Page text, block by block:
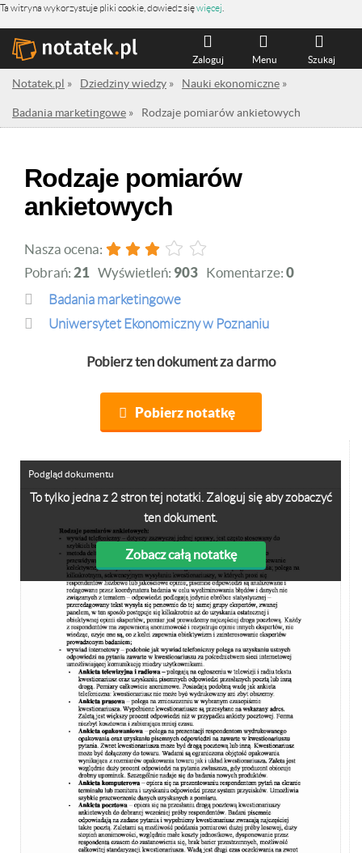
Ta witryna wykorzystuje pliki cookie, dowiedz sięwięcej
Szukaj
Menu
Zaloguj
Notatek.pl » Dziedziny wiedzy » Nauki ekonomiczne »
Badania marketingowe » Rodzaje pomiarów ankietowych
Rodzaje pomiarów
ankietowych
Nasza ocena:
Pobrań: 21 Wyświetleń: 903 Komentarze: 0
Badania marketingowe
Uniwersytet Ekonomiczny w Poznaniu
Pobierz ten dokument za darmo
Pobierz notatkę
To tylko jedna z 2 stron tej notatki. Zaloguj się aby zobaczyć
ten dokument.
Zobacz całą notatkę
Podgląd dokumentu